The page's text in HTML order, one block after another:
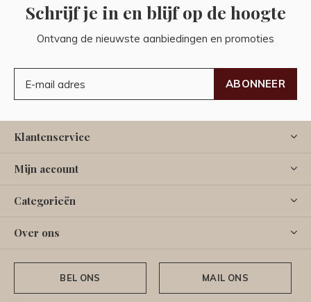
Schrijf je in en blijf op de hoogte
Ontvang de nieuwste aanbiedingen en promoties
ABONNEER
Klantenservice
Mijn account
Categorieën
Over ons
BEL ONS MAIL ONS